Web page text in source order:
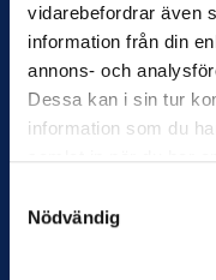
vidarebefordrar även
information från din
annons- och
Dessa kan i sin tur
information som du
samlat in när du har
Nödvändig
Flyinge
Stolt